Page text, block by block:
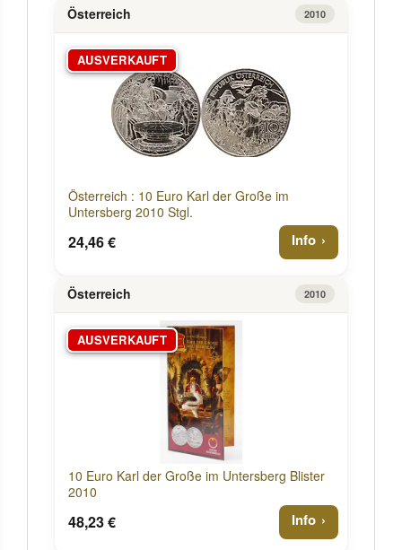
Österreich 2010
AUSVERKAUFT
Österreich : 10 Euro Karl der Große im
Untersberg 2010 Stgl.
24,46 € Info
Österreich 2010
AUSVERKAUFT
10 Euro Karl der Große im Untersberg Blister
2010
48,23 € Info